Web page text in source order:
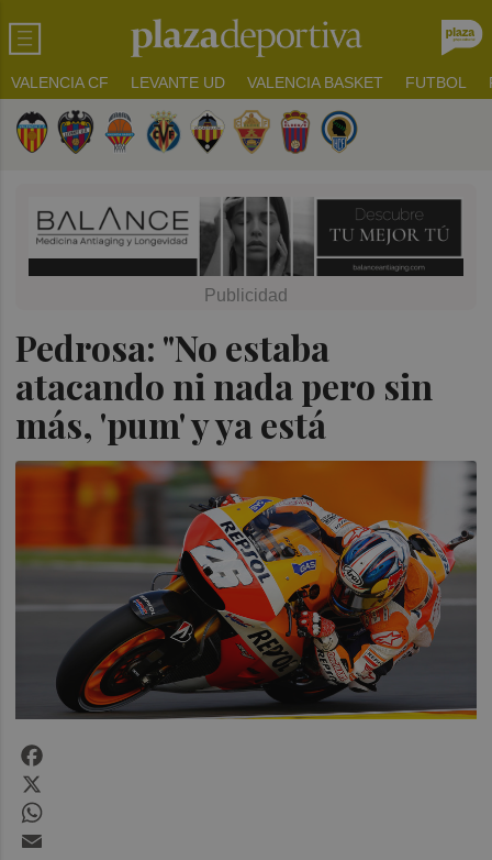
VALENCIA CF LEVANTE UD VALENCIA BASKET FUTBOL
Pedrosa: "No estaba
atacando ni nada pero sin
más, 'pum' y ya está